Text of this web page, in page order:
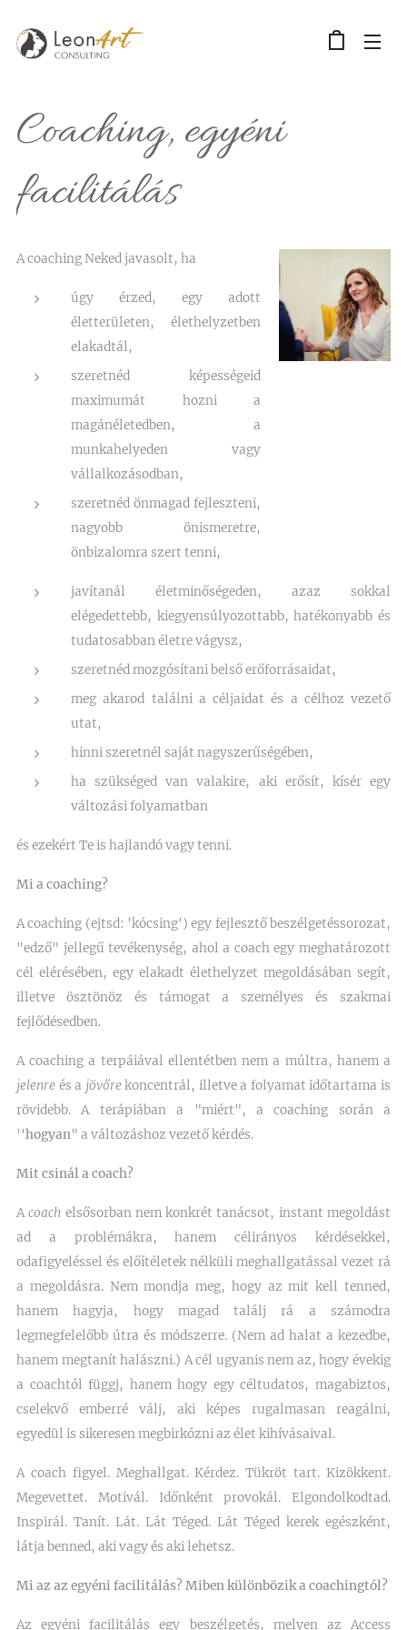
Coaching, egyéni
facilitálás
A coaching Neked javasolt, ha
úgy érzed, egy adott
életterületen, élethelyzetben
elakadtál,
szeretnéd képességeid
maximumát hozni a
magánéletedben, a
munkahelyeden vagy
vállalkozásodban,
szeretnéd önmagad fejleszteni,
nagyobb önismeretre,
önbizalomra szert tenni,
javítanál életminőségeden, azaz sokkal
elégedettebb, kiegyensúlyozottabb, hatékonyabb és
tudatosabban életre vágysz,
szeretnéd mozgósítani belső erőforrásaidat,
meg akarod találni a céljaidat és a célhoz vezető
utat,
hinni szeretnél saját nagyszerűségében,
ha szükséged van valakire, aki erősít, kísér egy
változási folyamatban
és ezekért Te is hajlandó vagy tenni.
Mi a coaching?
A coaching (ejtsd: 'kócsing') egy fejlesztő beszélgetéssorozat,
"edző" jellegű tevékenység, ahol a coach egy meghatározott
cél elérésében, egy elakadt élethelyzet megoldásában segít,
illetve ösztönöz és támogat a személyes és szakmai
fejlődésedben.
A coaching a terpáiával ellentétben nem a múltra, hanem a
jelenre és a jövőrekoncentrál, illetve a folyamat időtartama is
rövidebb. A terápiában a "miért", a coaching során a
''hogyan" a változáshoz vezető kérdés.
Mit csinál a coach?
Acoach elsősorban nem konkrét tanácsot, instant megoldást
ad a problémákra, hanem célirányos kérdésekkel,
odafigyeléssel és előítéletek nélküli meghallgatással vezet rá
a megoldásra. Nem mondja meg, hogy az mit kell tenned,
hanem hagyja, hogy magad találj rá a számodra
legmegfelelőbb útra és módszerre. (Nem ad halat a kezedbe,
hanem megtanít halászni.) A cél ugyanis nem az, hogy évekig
a coachtól függj, hanem hogy egy céltudatos, magabiztos,
cselekvő emberré válj, aki képes rugalmasan reagálni,
egyedül is sikeresen megbirkózni az élet kihívásaival.
A coach figyel. Meghallgat. Kérdez. Tükröt tart. Kizökkent.
Megevettet. Motivál. Időnként provokál. Elgondolkodtad.
Inspirál. Tanít. Lát. Lát Téged. Lát Téged kerek egészként,
látja benned, aki vagy és aki lehetsz.
Mi az az egyéni facilitálás? Miben különbözik a coachingtól?
Az egyéni facilitálás egy beszélgetés, melyen az Access